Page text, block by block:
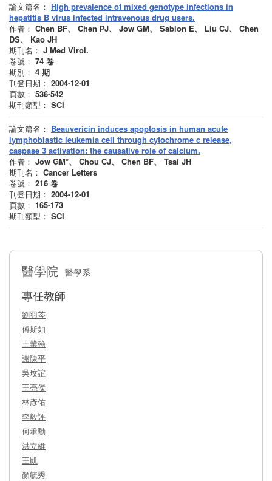
論文篇名： High prevalence of mixed genotype infections in
hepatitis B virus infected intravenous drug users.
作者： Chen BF、 Chen PJ、 Jow GM、 Sablon E、 Liu CJ、 Chen
DS、 Kao JH
期刊名： J Med Virol.
卷號： 74 卷
期別： 4 期
刊登日期： 2004-12-01
頁數： 536-542
期刊類型： SCI
論文篇名： Beauvericin induces apoptosis in human acute
lymphoblastic leukemia cell through cytochrome c release,
caspase 3 activation: the causative role of calcium.
作者： Jow GM*、 Chou CJ、 Chen BF、 Tsai JH
期刊名： Cancer Letters
卷號： 216 卷
刊登日期： 2004-12-01
頁數： 165-173
期刊類型： SCI
醫學院 醫學系
專任教師
劉羽芩
傅斯如
王業翰
謝陳平
吳玟誼
王亮傑
林彥佑
李毅評
何承勳
洪立維
王凱
顏毓秀